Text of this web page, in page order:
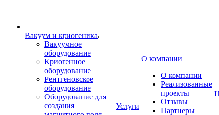
Вакуум и криогеника
Вакуумное
оборудование
Криогенное
оборудование
Рентгеновское
оборудование
Оборудование для
создания
Услуги
О компании
О компании
Реализованные
проекты
Отзывы
Партнеры